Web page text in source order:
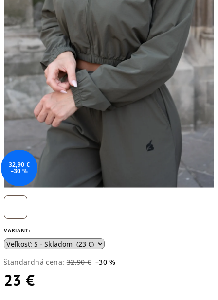
VARIANT:
štandardná cena: 32,90 € –30 %
23 €
32,90 €
–30 %